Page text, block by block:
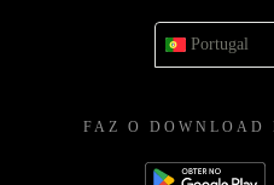
Portugal
FAZ O DOWNLOAD